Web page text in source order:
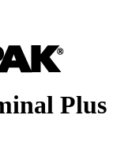
Plus